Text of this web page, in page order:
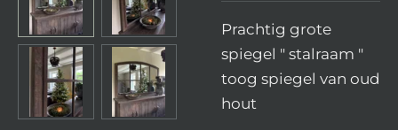
Prachtig grote
spiegel " stalraam "
toog spiegel van oud
hout